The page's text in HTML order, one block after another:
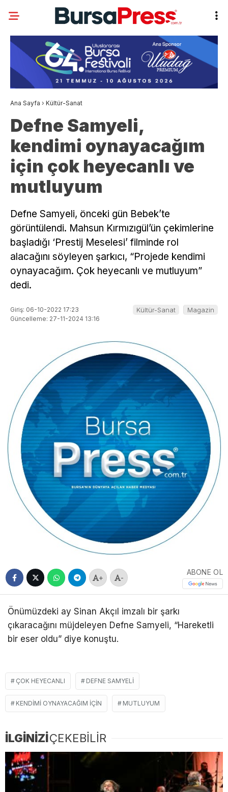
Ana Sayfa › Kültür-Sanat
Defne Samyeli,
kendimi oynayacağım
için çok heyecanlı ve
mutluyum
Defne Samyeli, önceki gün Bebek’te
görüntülendi. Mahsun Kırmızıgül’ün çekimlerine
başladığı ‘Prestij Meselesi’ filminde rol
alacağını söyleyen şarkıcı, “Projede kendimi
oynayacağım. Çok heyecanlı ve mutluyum”
dedi.
Giriş: 06-10-2022 17:23
Güncelleme: 27-11-2024 13:16
Kültür-Sanat Magazin
+ -
ABONE OL
Önümüzdeki ay Sinan Akçıl imzalı bir şarkı
çıkaracağını müjdeleyen Defne Samyeli, “Hareketli
bir eser oldu” diye konuştu.
ÇOK HEYECANLI DEFNE SAMYELI
KENDIMI OYNAYACAĞIM IÇIN MUTLUYUM
İLGİNİZİÇEKEBİLİR